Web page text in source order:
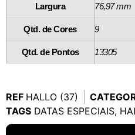
Largura 76,97 mm
Qtd. de Cores 9
Qtd. de Pontos 13305
REF HALLO (37)
TAGS DATAS ESPECIAIS,